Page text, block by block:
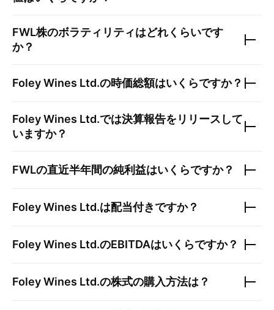
FWL株のボラティリティはどれくらいです
か？
Foley Wines Ltd.の時価総額はいくらですか？
Foley Wines Ltd.では決算報告をリリースして
いますか？
FWLの直近半年間の純利益はいくらですか？
Foley Wines Ltd.は配当付きですか？
Foley Wines Ltd.のEBITDAはいくらですか？
Foley Wines Ltd.の株式の購入方法は？